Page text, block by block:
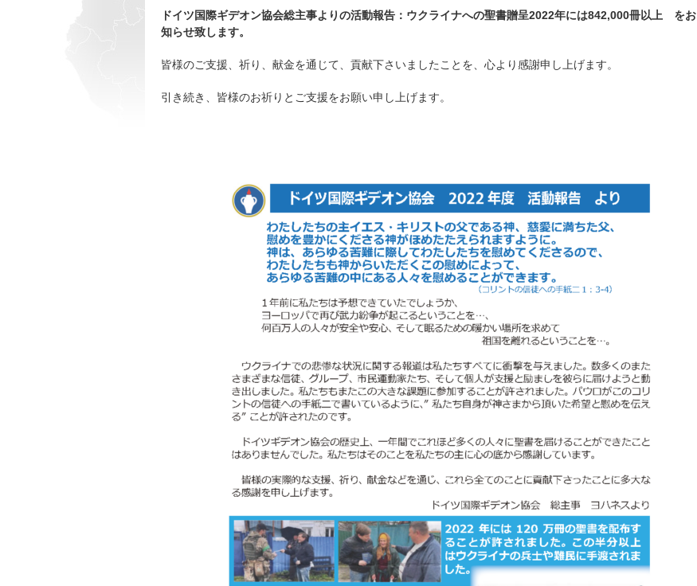
ドイツ国際ギデオン協会総主事よりの活動報告：ウクライナへの聖書贈呈2022年には842,000冊以上 をお
知らせ致します。
皆様のご支援、祈り、献金を通じて、貢献下さいましたことを、心より感謝申し上げます。
引き続き、皆様のお祈りとご支援をお願い申し上げます。